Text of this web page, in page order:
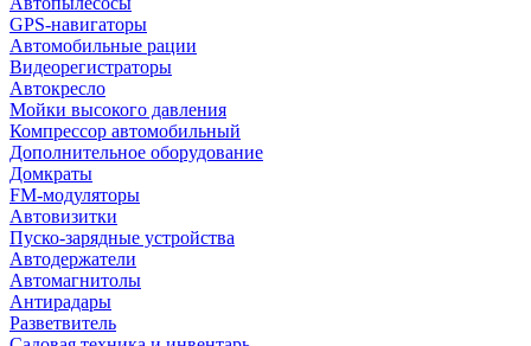
GPS-навигаторы
Автомобильные рации
Видеорегистраторы
Автокресло
Мойки высокого давления
Компрессор автомобильный
Дополнительное оборудование
Домкраты
FM-модуляторы
Автовизитки
Пуско-зарядные устройства
Автодержатели
Автомагнитолы
Антирадары
Разветвитель